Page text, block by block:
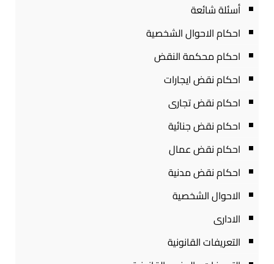
أسئلة شائعة
احكام الاحوال الشخصية
احكام محكمة النقض
احكام نقض ايجارات
احكام نقض تجارى
احكام نقض جنائية
احكام نقض عمال
احكام نقض مدنية
الاحوال الشخصية
الادارى
التعريفات القانونية